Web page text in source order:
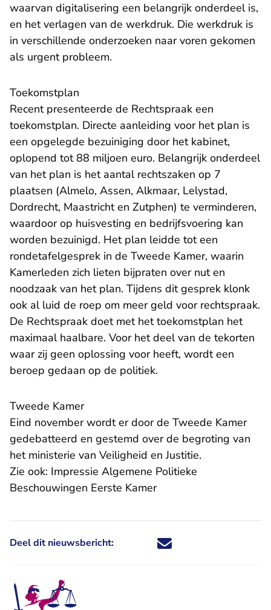
waarvan digitalisering een belangrijk onderdeel is,
en het verlagen van de werkdruk. Die werkdruk is
in verschillende onderzoeken naar voren gekomen
als urgent probleem.
​Toekomstplan
Recent presenteerde de Rechtspraak een
toekomstplan. Directe aanleiding voor het plan is
een opgelegde bezuiniging door het kabinet,
oplopend tot 88 miljoen euro. Belangrijk onderdeel
van het plan is het aantal rechtszaken op 7
plaatsen (Almelo, Assen, Alkmaar, Lelystad,
Dordrecht, Maastricht en Zutphen) te verminderen,
waardoor op huisvesting en bedrijfsvoering kan
worden bezuinigd. Het plan leidde tot een
rondetafelgesprek in de Tweede Kamer, waarin
Kamerleden zich lieten bijpraten over nut en
noodzaak van het plan. Tijdens dit gesprek klonk
ook al luid de roep om meer geld voor rechtspraak.
De Rechtspraak doet met het toekomstplan het
maximaal haalbare. Voor het deel van de tekorten
waar zij geen oplossing voor heeft, wordt een
beroep gedaan op de politiek.
Tweede Kamer
Eind november wordt er door de Tweede Kamer
gedebatteerd en gestemd over de begroting van
het ministerie van Veiligheid en Justitie.
Zie ook: Impressie Algemene Politieke
Beschouwingen Eerste Kamer- U verlaat
Deel dit nieuwsbericht: Deel dit nieuwsbericht via X -
Deel dit nieuwsbericht via
Deel dit nieuwsbericht
Deel dit